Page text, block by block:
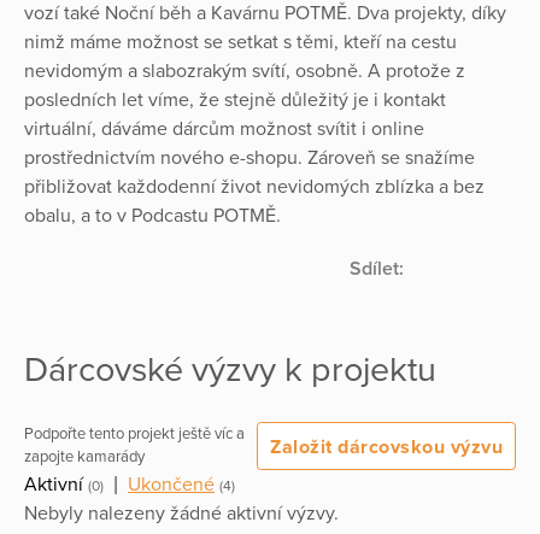
vozí také Noční běh a Kavárnu POTMĚ. Dva projekty, díky
nimž máme možnost se setkat s těmi, kteří na cestu
nevidomým a slabozrakým svítí, osobně. A protože z
posledních let víme, že stejně důležitý je i kontakt
virtuální, dáváme dárcům možnost svítit i online
prostřednictvím nového e-shopu. Zároveň se snažíme
přibližovat každodenní život nevidomých zblízka a bez
obalu, a to v Podcastu POTMĚ.
Sdílet:
Dárcovské výzvy k projektu
Podpořte tento projekt ještě víc a
zapojte kamarády
Založit dárcovskou výzvu
Aktivní (0) | Ukončené (4)
Nebyly nalezeny žádné aktivní výzvy.